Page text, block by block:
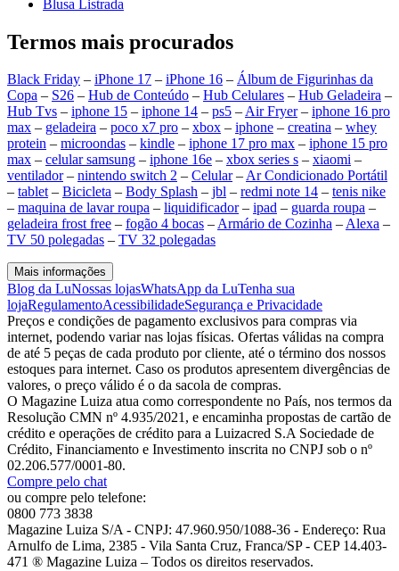
Blusa Listrada
Termos mais procurados
Black Friday – iPhone 17 – iPhone 16 – Álbum de Figurinhas da
Copa – S26 – Hub de Conteúdo – Hub Celulares – Hub Geladeira –
Hub Tvs – iphone 15 – iphone 14 – ps5 –Air Fryer– iphone 16 pro
max – geladeira – poco x7 pro – xbox – iphone – creatina – whey
protein – microondas – kindle – iphone 17 pro max – iphone 15 pro
max – celular samsung – iphone 16e – xbox series s – xiaomi –
ventilador– nintendo switch 2 – Celular–Ar Condicionado Portátil
– tablet– Bicicleta – Body Splash – jbl – redmi note 14 – tenis nike
– maquina de lavar roupa – liquidificador– ipad – guarda roupa –
geladeira frost free – fogão 4 bocas –Armário de Cozinha –Alexa –
TV 50 polegadas – TV 32 polegadas
Mais informações
Blog da LuNossas lojasWhatsApp da LuTenha sua
lojaRegulamentoAcessibilidadeSegurança e Privacidade
Preços e condições de pagamento exclusivos para compras via
internet, podendo variar nas lojas físicas. Ofertas válidas na compra
de até 5 peças de cada produto por cliente, até o término dos nossos
estoques para internet. Caso os produtos apresentem divergências de
valores, o preço válido é o da sacola de compras.
O Magazine Luiza atua como correspondente no País, nos termos da
Resolução CMN nº 4.935/2021, e encaminha propostas de cartão de
crédito e operações de crédito para a Luizacred S.A Sociedade de
Crédito, Financiamento e Investimento inscrita no CNPJ sob o nº
02.206.577/0001-80.
Compre pelo chat
ou compre pelo telefone:
0800 773 3838
Magazine Luiza S/A - CNPJ: 47.960.950/1088-36 - Endereço: Rua
Arnulfo de Lima, 2385 - Vila Santa Cruz, Franca/SP - CEP 14.403-
471 ® Magazine Luiza – Todos os direitos reservados.